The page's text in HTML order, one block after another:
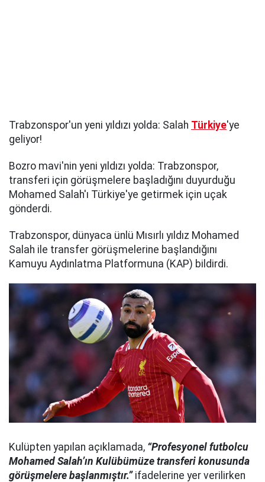
Trabzonspor'un yeni yıldızı yolda: Salah Türkiye'ye
geliyor!
Bozro mavi'nin yeni yıldızı yolda: Trabzonspor,
transferi için görüşmelere başladığını duyurduğu
Mohamed Salah'ı Türkiye'ye getirmek için uçak
gönderdi.
Trabzonspor, dünyaca ünlü Mısırlı yıldız Mohamed
Salah ile transfer görüşmelerine başlandığını
Kamuyu Aydınlatma Platformuna (KAP) bildirdi.
Kulüpten yapılan açıklamada, “Profesyonel futbolcu
Mohamed Salah’ın Kulübümüze transferi konusunda
görüşmelere başlanmıştır.”ifadelerine yer verilirken